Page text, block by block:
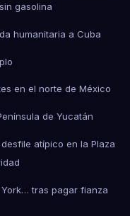
gasolina
humanitaria a Cuba
en el norte de México
de Yucatán
atípico en la Plaza
tras pagar fianza